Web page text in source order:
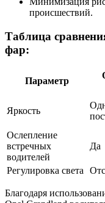
происшествий.
Таблица
фар:
Параметр
Яркость
Ослепление
встречных
водителей
Да
Регулировка света
Благодаря